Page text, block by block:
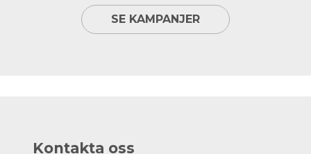
SE KAMPANJER
Kontakta oss